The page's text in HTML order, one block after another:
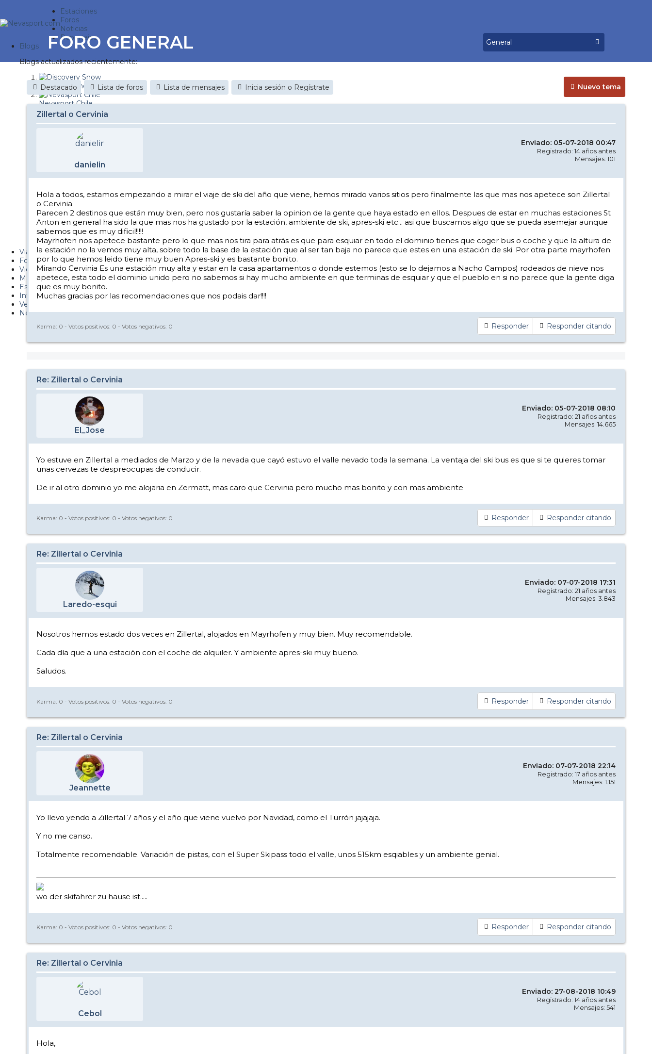
Estaciones
Foros
Noticias
Reportajes
Blogs
Blogs actualizados recientemente:
Discovery Snow
Nevasport Chile
Esquiaryviajar.com
nevasport blog
Diario de un friki
Revista NIX
Metiendo Cantos
PUCAF - Blog
Viajes
Fotos
Videos
Material
Esquí Pro
Infonieve
Verano
Nevalog
FORO GENERAL
Nuevo tema
Destacado Lista de foros Lista de mensajes Inicia sesión o Regístrate
Zillertal o Cervinia
danielin
Enviado: 05-07-2018 00:47
Registrado: 14 años antes
Mensajes: 101
Hola a todos, estamos empezando a mirar el viaje de ski del año que viene, hemos mirado varios sitios pero finalmente las que mas nos apetece son Zillertal
o Cervinia.
Parecen 2 destinos que están muy bien, pero nos gustaría saber la opinion de la gente que haya estado en ellos. Despues de estar en muchas estaciones St
Anton en general ha sido la que mas nos ha gustado por la estación, ambiente de ski, apres-ski etc... asi que buscamos algo que se pueda asemejar aunque
sabemos que es muy dificil!!!!!
Mayrhofen nos apetece bastante pero lo que mas nos tira para atrás es que para esquiar en todo el dominio tienes que coger bus o coche y que la altura de
la estación no la vemos muy alta, sobre todo la base de la estación que al ser tan baja no parece que estes en una estación de ski. Por otra parte mayrhofen
por lo que hemos leido tiene muy buen Apres-ski y es bastante bonito.
Mirando Cervinia Es una estación muy alta y estar en la casa apartamentos o donde estemos (esto se lo dejamos a Nacho Campos) rodeados de nieve nos
apetece, esta todo el dominio unido pero no sabemos si hay mucho ambiente en que terminas de esquiar y que el pueblo en si no parece que la gente diga
que es muy bonito.
Muchas gracias por las recomendaciones que nos podais dar!!!!
Responder Responder citando
Karma: 0 - Votos positivos: 0 - Votos negativos: 0
Re: Zillertal o Cervinia
El_Jose
Enviado: 05-07-2018 08:10
Registrado: 21 años antes
Mensajes: 14.665
Yo estuve en Zillertal a mediados de Marzo y de la nevada que cayó estuvo el valle nevado toda la semana. La ventaja del ski bus es que si te quieres tomar
unas cervezas te despreocupas de conducir.
De ir al otro dominio yo me alojaria en Zermatt, mas caro que Cervinia pero mucho mas bonito y con mas ambiente
Responder Responder citando
Karma: 0 - Votos positivos: 0 - Votos negativos: 0
Re: Zillertal o Cervinia
Laredo-esqui
Enviado: 07-07-2018 17:31
Registrado: 21 años antes
Mensajes: 3.843
Nosotros hemos estado dos veces en Zillertal, alojados en Mayrhofen y muy bien. Muy recomendable.
Cada día que a una estación con el coche de alquiler. Y ambiente apres-ski muy bueno.
Saludos.
Responder Responder citando
Karma: 0 - Votos positivos: 0 - Votos negativos: 0
Re: Zillertal o Cervinia
Jeannette
Enviado: 07-07-2018 22:14
Registrado: 17 años antes
Mensajes: 1.151
Yo llevo yendo a Zillertal 7 años y el año que viene vuelvo por Navidad, como el Turrón jajajaja.
Y no me canso.
Totalmente recomendable. Variación de pistas, con el Super Skipass todo el valle, unos 515km esqiables y un ambiente genial.
wo der skifahrer zu hause ist.....
Responder Responder citando
Karma: 0 - Votos positivos: 0 - Votos negativos: 0
Re: Zillertal o Cervinia
Cebol
Enviado: 27-08-2018 10:49
Registrado: 14 años antes
Mensajes: 541
Hola,